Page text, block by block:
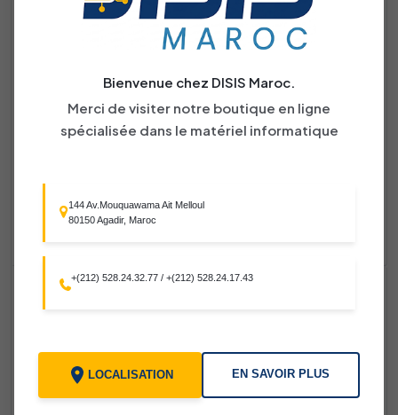
Moniteur LED DS-D5032F3-1V0S 32 pouces
AJOUTER AU PANIER
Bienvenue chez DISIS Maroc.
Merci de visiter notre boutique en ligne
spécialisée dans le matériel informatique
144 Av.Mouquawama Ait Melloul
80150 Agadir, Maroc
+(212) 528.24.32.77 / +(212) 528.24.17.43
LOCALISATION EN SAVOIR PLUS